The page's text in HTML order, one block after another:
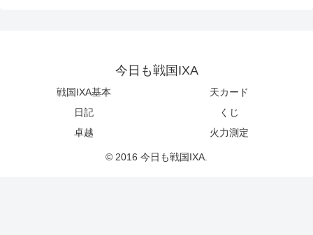
今日も戦国IXA
戦国IXA基本
天カード
日記
くじ
卓越
火力測定
© 2016 今日も戦国IXA.